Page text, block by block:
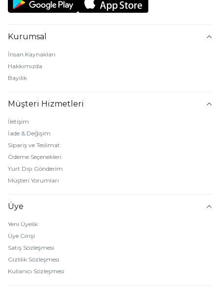
Kurumsal
İnsan Kaynakları
Hakkımızda
Bayilik
Müşteri Hizmetleri
İletişim
İade & Değişim
Sipariş ve Teslimat
Ödeme Seçenekleri
Yurt Dışı Gönderim
Müşteri Yorumları
Üye
Yeni Üyelik
Üye Girişi
Satış Sözleşmesi
Gizlilik Sözleşmesi
Kullanıcı Sözleşmesi